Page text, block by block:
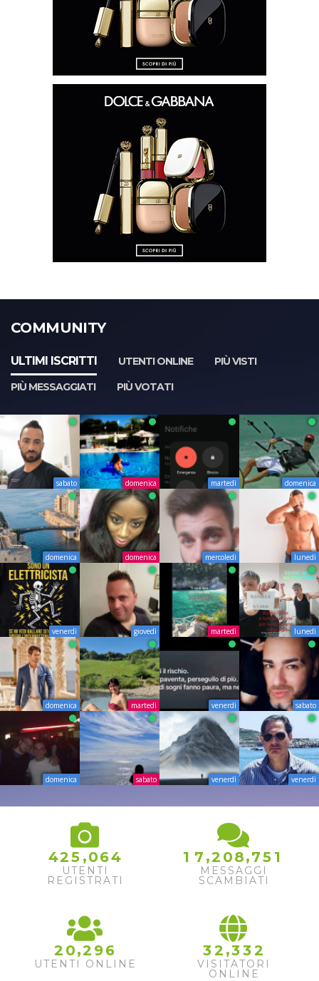
COMMUNITY
ULTIMI ISCRITTI UTENTI ONLINE
PIÙ VISTI
PIÙ MESSAGGIATI
PIÙ VOTATI
sabato domenica martedì domenica
domenica domenica mercoledì lunedì
venerdì giovedì martedì lunedì
domenica martedì venerdì sabato
domenica sabato venerdì venerdì
425 ,064
UTENTI
REGISTRATI
1 7 ,2 08,75 2
MESSAGGI
SCAMBIATI
2 0,2 96
UTENTI ONLINE
32 ,332
VISITATORI
ONLINE